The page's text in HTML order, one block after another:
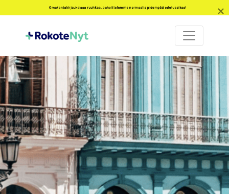
Omakantakirjauksissa ruuhkaa, pahoittelemme normaalia pidempää odotusaikaa!